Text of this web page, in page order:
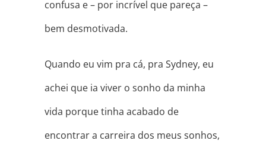
confusa e – por incrível que pareça –
bem desmotivada.
Quando eu vim pra cá, pra Sydney, eu
achei que ia viver o sonho da minha
vida porque tinha acabado de
encontrar a carreira dos meus sonhos,